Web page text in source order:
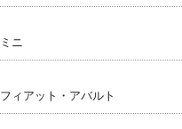
ミニ
フィアット・アバルト